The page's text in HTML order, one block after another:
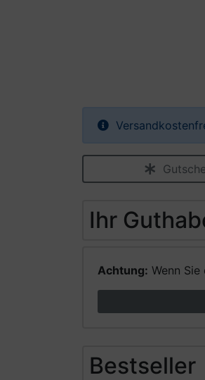
Ihr
Achtung: Wenn
Bestseller